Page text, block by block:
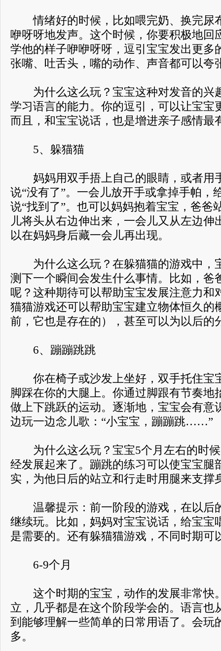
情绪好的时候，比如喂完奶、换完尿
咿呀呀地发声。这个时候，你要积极地回
学他的样子咿咿呀呀，逗引宝宝发出更多
张嘴、吐舌头，嘴的动作、声音都可以夸
为什么这么玩？宝宝这种对发音的兴
学习语言的能力。你的逗引，可以让宝宝
而且，和宝宝说话，也是增进亲子感情最
5、躲猫猫
妈妈用双手捂上自己的眼睛，或者用
说“没有了”。一会儿放开手或拿掉手帕，
说“找到了”。也可以妈妈抱着宝宝，爸爸
儿将头从右边伸出来，一会儿又从左边伸
以在妈妈身后藏一会儿再出现。
为什么这么玩？在躲猫猫的游戏中，
测下一个瞬间会发生什么事情。比如，爸
呢？这种期待可以帮助宝宝发展注意力和
猫猫游戏还可以帮助宝宝建立物体恒久的
前，它也是存在的），甚至可以为以后的
6、蹦蹦跳跳
你在椅子或沙发上坐好，双手托住宝
脚踩在你的大腿上。你通过脚跟有节奏地
做上下跳跃的运动。逐渐地，宝宝会有意
边玩一边念儿歌：“小宝宝，蹦蹦跳……”
为什么这么玩？宝宝5个月左右的时候
经发展起来了。蹦跳的练习可以使宝宝腿
实，为他日后的站立和行走时用腿来支撑
温馨提示：前一阶段的游戏，在以后
继续玩。比如，妈妈对宝宝说话，给宝宝
是需要的。还有躲猫猫游戏，不同时期可
6-9个月
这个时期的宝宝，动作的发展非常快
立，几乎都是在这个阶段学会的。语言也
到能够理解一些简单的日常用语了。会玩
多。